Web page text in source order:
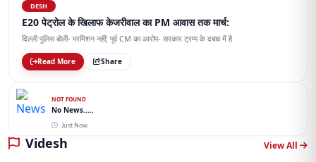
DESH
E20 पेट्रोल के खिलाफ केजरीवाल का PM आवास तक मार्च:
दिल्ली पुलिस बोली- परमिशन नहीं; पूर्व CM का आरोप- सरकार ट्रम्प के दबाव में है
Read More Share
NOT FOUND
No News.....
Just Now
Videsh View All